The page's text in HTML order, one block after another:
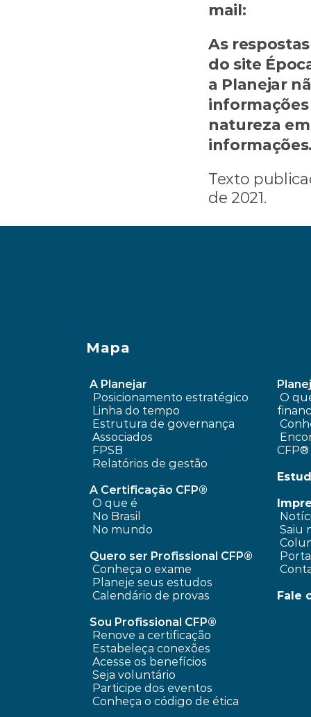
mail:
As
do site
a Planejar
natureza
Texto
de 2021.
A Planejar
Posicionamento estratégico
Linha do tempo
Estrutura de governança
Associados
FPSB
Relatórios de gestão
A Certificação CFP®
O que é
No Brasil
No mundo
Quero ser Profissional CFP®
Conheça o exame
Planeje seus estudos
Calendário de provas
Sou Profissional CFP®
Renove a certificação
Estabeleça conexões
Acesse os benefícios
Seja voluntário
Participe dos eventos
Conheça o código de ética
CFP®
Saiu
Fale
Mapa